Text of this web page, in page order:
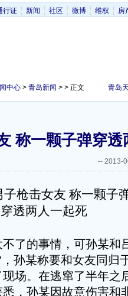
行证 新闻 社区 微博 维权 房
中心 > 青岛新闻 > > 正文 青岛
称一颗子弹穿透
-- 2013-
了的事情，可孙某和
孙某称要和女友同归
场。在逃窜了半年之
，孙某因故意伤害和